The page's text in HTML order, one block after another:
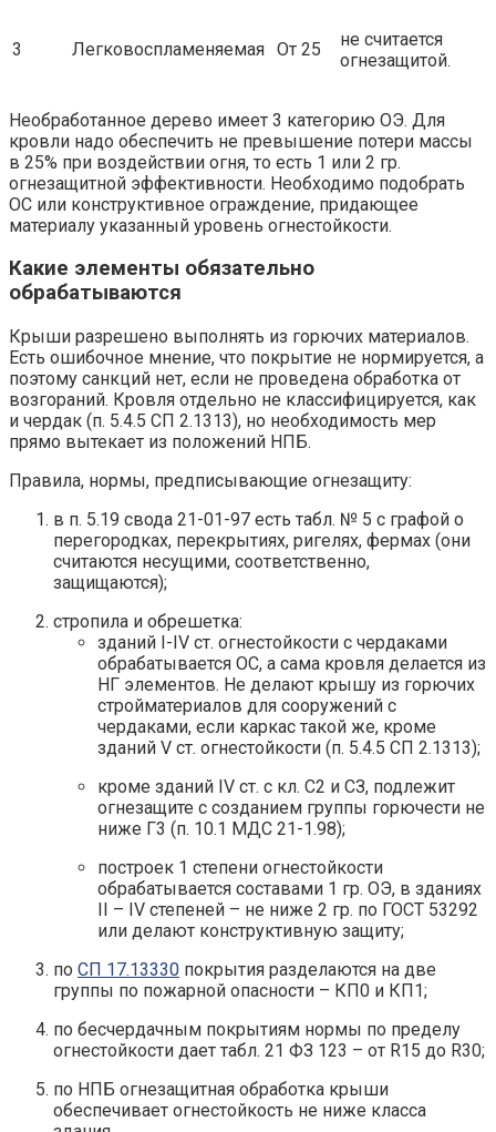
3 Легковоспламеняемая От 25
не считается
огнезащитой.
Необработанное дерево имеет 3 категорию ОЭ. Для
кровли надо обеспечить не превышение потери массы
в 25% при воздействии огня, то есть 1 или 2 гр.
огнезащитной эффективности. Необходимо подобрать
ОС или конструктивное ограждение, придающее
материалу указанный уровень огнестойкости.
Какие элементы обязательно
обрабатываются
Крыши разрешено выполнять из горючих материалов.
Есть ошибочное мнение, что покрытие не нормируется, а
поэтому санкций нет, если не проведена обработка от
возгораний. Кровля отдельно не классифицируется, как
и чердак (п. 5.4.5 СП 2.1313), но необходимость мер
прямо вытекает из положений НПБ.
Правила, нормы, предписывающие огнезащиту:
в п. 5.19 свода 21-01-97 есть табл. № 5 с графой о
перегородках, перекрытиях, ригелях, фермах (они
считаются несущими, соответственно,
защищаются);
стропила и обрешетка:
зданий I-IV ст. огнестойкости с чердаками
обрабатывается ОС, а сама кровля делается из
НГ элементов. Не делают крышу из горючих
стройматериалов для сооружений с
чердаками, если каркас такой же, кроме
зданий V ст. огнестойкости (п. 5.4.5 СП 2.1313);
кроме зданий IV ст. с кл. С2 и СЗ, подлежит
огнезащите с созданием группы горючести не
ниже Г3 (п. 10.1 МДС 21-1.98);
построек 1 степени огнестойкости
обрабатывается составами 1 гр. ОЭ, в зданиях
II – IV степеней – не ниже 2 гр. по ГОСТ 53292
или делают конструктивную защиту;
по СП 17.13330 покрытия разделаются на две
группы по пожарной опасности – КП0 и КП1;
по бесчердачным покрытиям нормы по пределу
огнестойкости дает табл. 21 ФЗ 123 – от R15 до R30;
по НПБ огнезащитная обработка крыши
обеспечивает огнестойкость не ниже класса